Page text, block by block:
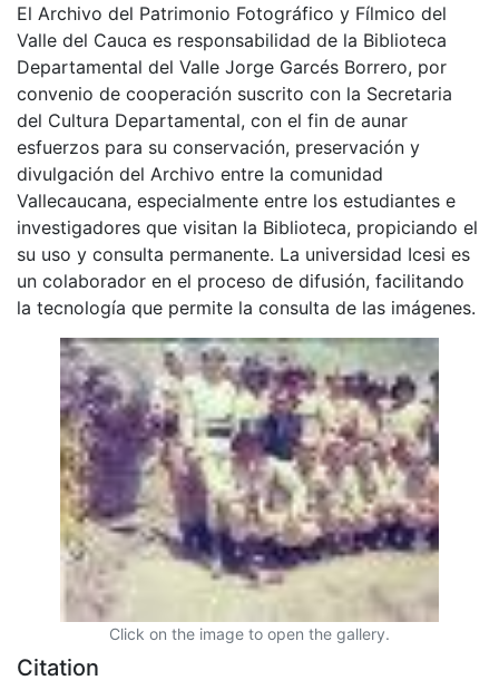
El Archivo del Patrimonio Fotográfico y Fílmico del
Valle del Cauca es responsabilidad de la Biblioteca
Departamental del Valle Jorge Garcés Borrero, por
convenio de cooperación suscrito con la Secretaria
del Cultura Departamental, con el fin de aunar
esfuerzos para su conservación, preservación y
divulgación del Archivo entre la comunidad
Vallecaucana, especialmente entre los estudiantes e
investigadores que visitan la Biblioteca, propiciando el
su uso y consulta permanente. La universidad Icesi es
un colaborador en el proceso de difusión, facilitando
la tecnología que permite la consulta de las imágenes.
Click on the image to open the gallery.
Citation